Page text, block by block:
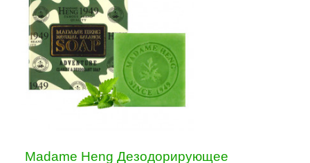
Madame Heng Дезодорирующее